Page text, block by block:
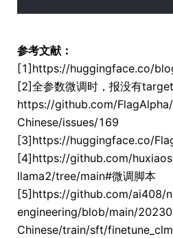
参考文献：
[1]https://huggingface.co/
[2]全参数微调时，报没有
https://github.com/
Chinese/issues/169
[3]https://huggingface.co/
[4]https://github.com/
llama2/tree/main#微调脚本
[5]https://github.com/ai408/
engineering/blob/main/
Chinese/train/sft/